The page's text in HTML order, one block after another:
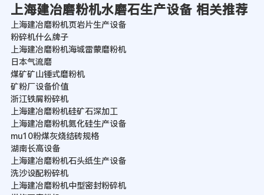
上海建冶磨粉机水磨石生产设备 相关推荐
上海建冶磨粉机页岩片生产设备
粉碎机什么牌子
上海建冶磨粉机海城雷蒙磨粉机
日本气流磨
煤矿矿山锤式磨粉机
矿粉厂设备价值
浙江铁屑粉碎机
上海建冶磨粉机硅矿石深加工
上海建冶磨粉机氮化硅生产设备
mu10粉煤灰烧结砖规格
湖南长高设备
上海建冶磨粉机石头纸生产设备
洗沙设配粉碎机
上海建冶磨粉机中型密封粉碎机